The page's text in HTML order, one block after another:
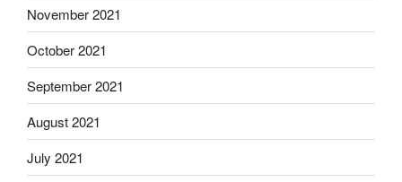
November 2021
October 2021
September 2021
August 2021
July 2021